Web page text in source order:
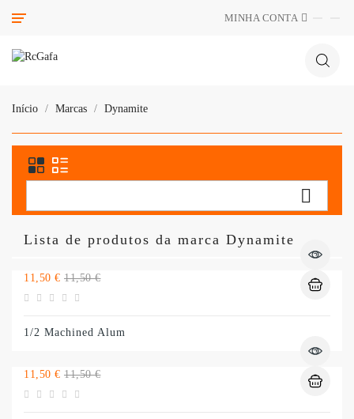
Categoria MINHA CONTA
Início Marcas Dynamite

Lista de produtos da marca Dynamite
Preço
11,50 € Preço
normal
11,50 €
1/2 Machined Alum
Preço
11,50 € Preço
normal
11,50 €